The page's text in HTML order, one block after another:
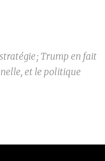
; Trump en fait
et le politique